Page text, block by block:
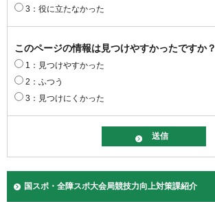
3：役に立たなかった
このページの情報は見つけやすかったですか？
1：見つけやすかった
2：ふつう
3：見つけにくかった
国スポ・全障スポ大会局競技力向上対策課紹介